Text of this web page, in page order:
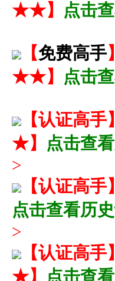
★★】
点击
【免费高手】
★★】
点击
【认证高手】
★】
点击查
>
【认证高手】
点击查看历
>
【认证高手】
★】
点击查